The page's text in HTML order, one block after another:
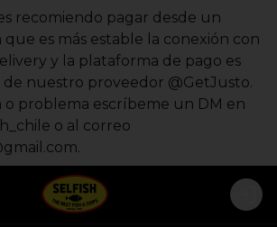
recomiendo pagar desde un
es más estable la conexión con
y la plataforma de pago es
de nuestro proveedor @GetJusto.
problema escríbeme un DM en
o al correo